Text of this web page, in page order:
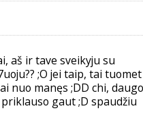
aš ir tave sveikyju su
;O jei taip, tai
nuo manęs ;DD chi,
gaut ;D spaudžiu